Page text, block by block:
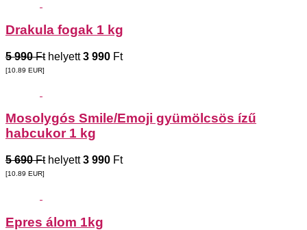
Drakula fogak 1 kg
5 990 Fthelyett3 990 Ft
[10.89 EUR]
Mosolygós Smile/Emoji gyümölcsös ízű
habcukor 1 kg
5 690 Fthelyett3 990 Ft
[10.89 EUR]
Epres álom 1kg